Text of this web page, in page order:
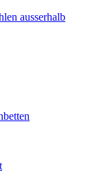
ausserhalb